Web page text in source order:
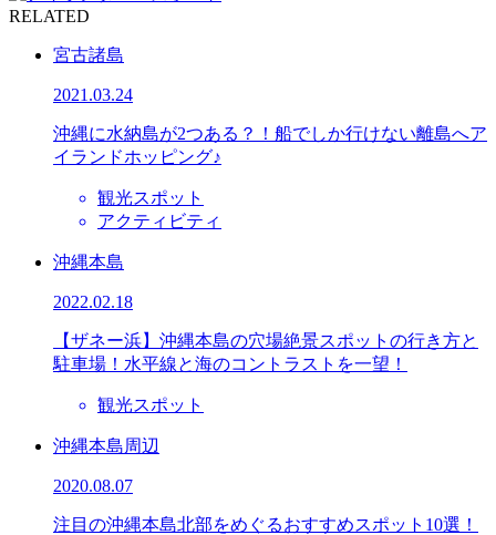
RELATED
宮古諸島
2021.03.24
沖縄に水納島が2つある？！船でしか行けない離島へア
イランドホッピング♪
観光スポット
アクティビティ
沖縄本島
2022.02.18
【ザネー浜】沖縄本島の穴場絶景スポットの行き方と
駐車場！水平線と海のコントラストを一望！
観光スポット
沖縄本島周辺
2020.08.07
注目の沖縄本島北部をめぐるおすすめスポット10選！